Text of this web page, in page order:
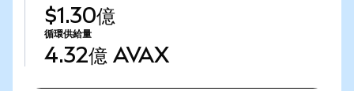
$1.30億
循環供給量
4.32億 AVAX